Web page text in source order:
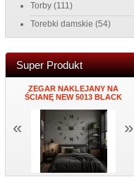
Torby (111)
Torebki damskie (54)
Super Produkt
ZEGAR NAKLEJANY NA
ŚCIANĘ NEW 5013 BLACK
« »